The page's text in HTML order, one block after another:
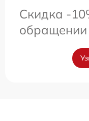
Скидка -
обращении